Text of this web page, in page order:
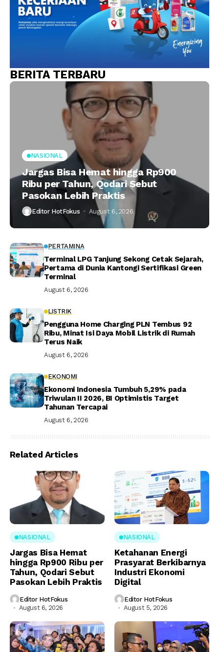
BERITA TERBARU
NASIONAL
Jargas Bisa Hemat hingga Rp900
Ribu per Tahun, Qodari Sebut
Pasokan Lebih Praktis
Editor HotFokus August 6, 2026
PERTAMINA
Terminal LPG Tanjung Sekong Cetak Sejarah,
Pertama di Dunia Kantongi Sertifikasi Green
Terminal
August 6, 2026
LISTRIK
Pengguna Home Charging PLN Tembus 92
Ribu, Minat Isi Daya Mobil Listrik di Rumah
Terus Naik
August 6, 2026
EKONOMI
Ekonomi Indonesia Tumbuh 5,29% pada
Triwulan II 2026, BI Optimistis Target
Tahunan Tercapai
August 6, 2026
Related Articles
NASIONAL
Jargas Bisa Hemat
hingga Rp900 Ribu per
Tahun, Qodari Sebut
Pasokan Lebih Praktis
Editor HotFokus
August 6, 2026
NASIONAL
Ketahanan Energi
Prasyarat Berkibarnya
Industri Ekonomi
Digital
Editor HotFokus
August 5, 2026